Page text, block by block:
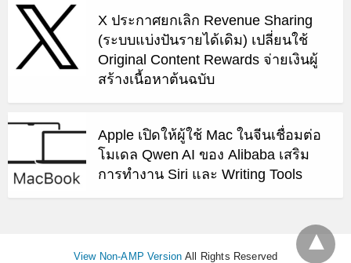
X ประกาศยกเลิก Revenue Sharing
(ระบบแบ่งปันรายได้เดิม) เปลี่ยนใช้
Original Content Rewards จ่ายเงินผู้
สร้างเนื้อหาต้นฉบับ
Apple เปิดให้ผู้ใช้ Mac ในจีนเชื่อมต่อ
โมเดล Qwen AI ของ Alibaba เสริม
การทำงาน Siri และ Writing Tools
View Non-AMP Version All Rights Reserved